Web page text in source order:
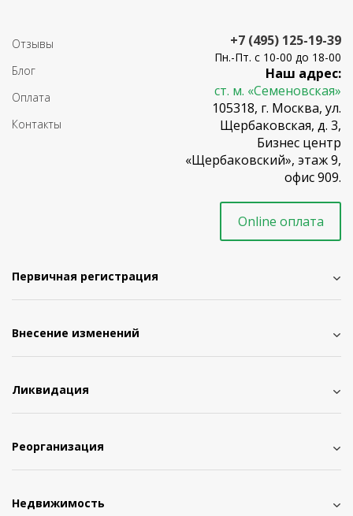
Отзывы
Блог
Оплата
Контакты
+7 (495) 125-19-39
Пн.-Пт. с 10-00 до 18-00
Наш адрес:
ст. м. «Семеновская»
105318, г. Москва, ул.
Щербаковская, д. 3,
Бизнес центр
«Щербаковский», этаж 9,
офис 909.
Online оплата
Первичная регистрация
Внесение изменений
Ликвидация
Реорганизация
Недвижимость